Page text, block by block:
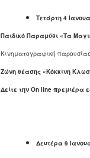
Τετάρτη 4
Παιδικό Παραμύθι «Τα
Κινηματογραφική
Ζώνη θέασης «Κόκκινη
Δείτε την On lineπρεμιέρα
Δευτέρα 9